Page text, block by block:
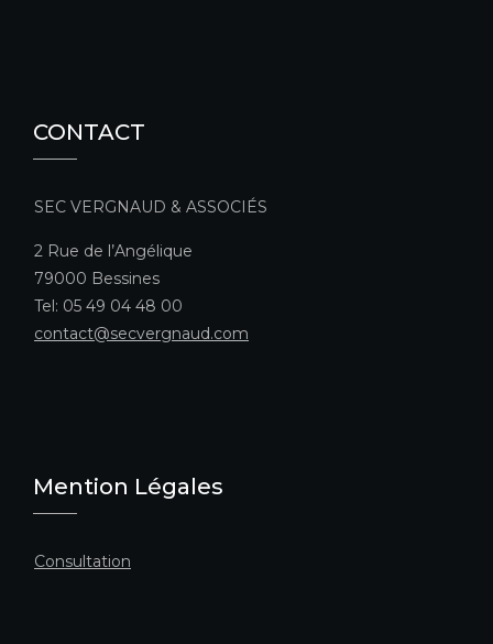
CONTACT
SEC VERGNAUD & ASSOCIÉS
2 Rue de l’Angélique
79000 Bessines
Tel: 05 49 04 48 00
contact@secvergnaud.com
Mention Légales
Consultation